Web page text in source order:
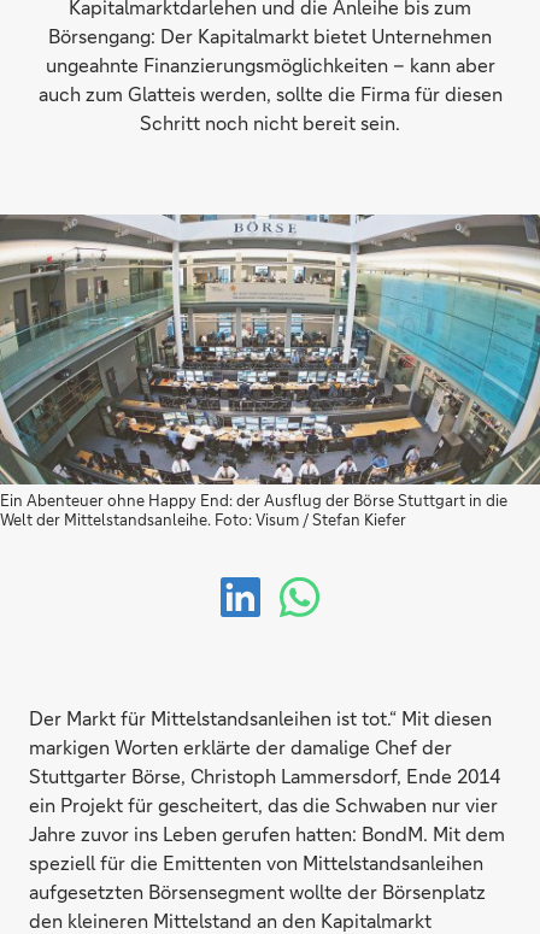
Kapitalmarktdarlehen und die Anleihe bis zum
Börsengang: Der Kapitalmarkt bietet Unternehmen
ungeahnte Finanzierungsmöglichkeiten – kann aber
auch zum Glatteis werden, sollte die Firma für diesen
Schritt noch nicht bereit sein.
Ein Abenteuer ohne Happy End: der Ausflug der Börse Stuttgart in die
Welt der Mittelstandsanleihe. Foto: Visum / Stefan Kiefer
Der Markt für Mittelstandsanleihen ist tot.“ Mit diesen
markigen Worten erklärte der damalige Chef der
Stuttgarter Börse, Christoph Lammersdorf, Ende 2014
ein Projekt für gescheitert, das die Schwaben nur vier
Jahre zuvor ins Leben gerufen hatten: BondM. Mit dem
speziell für die Emittenten von Mittelstandsanleihen
aufgesetzten Börsensegment wollte der Börsenplatz
den kleineren Mittelstand an den Kapitalmarkt